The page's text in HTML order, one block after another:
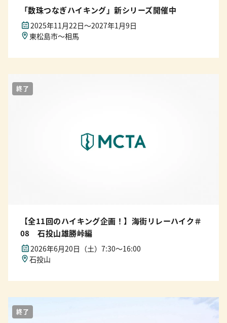
「数珠つなぎハイキング」新シリーズ開催中
2025年11月22日〜2027年1月9日
東松島市～相馬
終了
【全11回のハイキング企画！】海街リレーハイク＃
08 石投山雄勝峠編
2026年6月20日（土）7:30〜16:00
石投山
終了